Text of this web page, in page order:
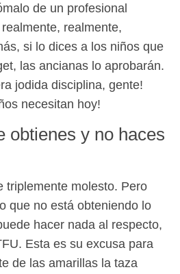
de un profesional
realmente,
si lo dices a los niños que
las ancianas lo aprobarán.
jodida disciplina, gente!
necesitan hoy!
obtienes y no haces
triplemente molesto. Pero
que no está obteniendo lo
hacer nada al respecto,
Esta es su excusa para
de las amarillas la taza